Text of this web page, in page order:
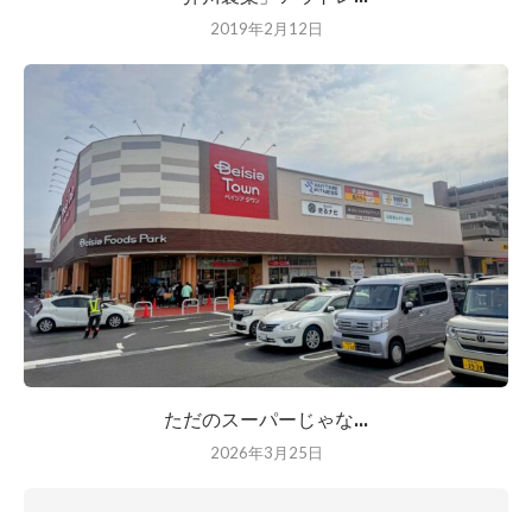
2019年2月12日
ただのスーパーじゃな...
2026年3月25日